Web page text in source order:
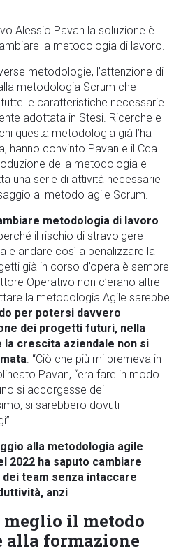
Alessio Pavan la soluzione è
la metodologia di lavoro.
metodologie, l’attenzione di
metodologia Scrum che
le caratteristiche necessarie
adottata in Stesi. Ricerche e
questa metodologia già l’ha
hanno convinto Pavan e il Cda
della metodologia e
una serie di attività necessarie
al metodo agile Scrum.
metodologia di lavoro
il rischio di stravolgere
e andare così a penalizzare la
già in corso d’opera è sempre
Operativo non c’erano altre
la metodologia Agile sarebbe
per potersi davvero
dei progetti futuri, nella
la crescita aziendale non si
. “Ciò che più mi premeva in
Pavan, “era fare in modo
si accorgesse dei
si sarebbero dovuti
alla metodologia agile
2022 ha saputo cambiare
dei team senza intaccare
anzi.
il metodo
alla formazione